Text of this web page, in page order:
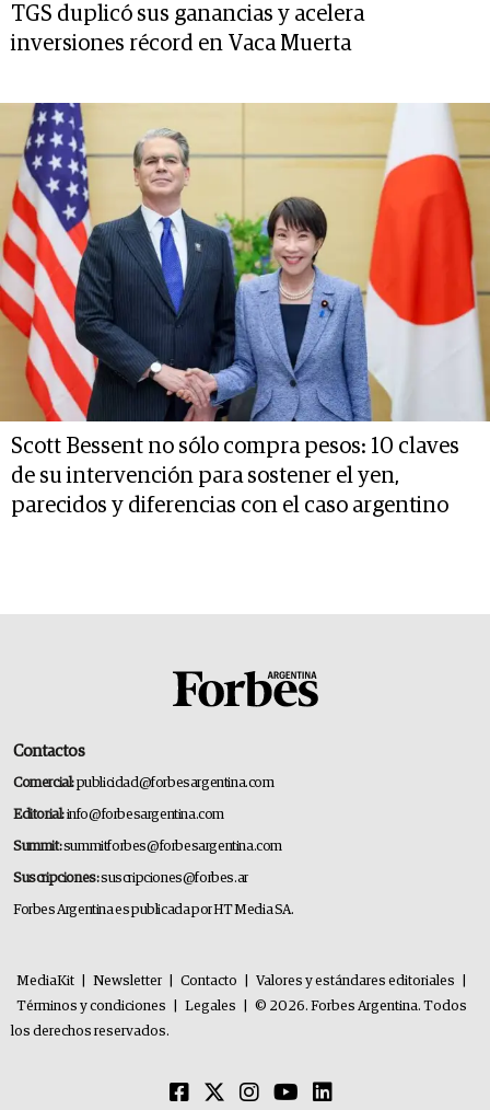
TGS duplicó sus ganancias y acelera
inversiones récord en Vaca Muerta
Scott Bessent no sólo compra pesos: 10 claves
de su intervención para sostener el yen,
parecidos y diferencias con el caso argentino
Contactos
Comercial:publicidad@forbesargentina.com
Editorial:info@forbesargentina.com
Summit:summitforbes@forbesargentina.com
Suscripciones:suscripciones@forbes.ar
Forbes Argentina es publicada por HT Media SA.
MediaKit Newsletter Contacto Valores y estándares editoriales
Términos y condiciones
Legales
© 2026. Forbes Argentina. Todos
los derechos reservados.